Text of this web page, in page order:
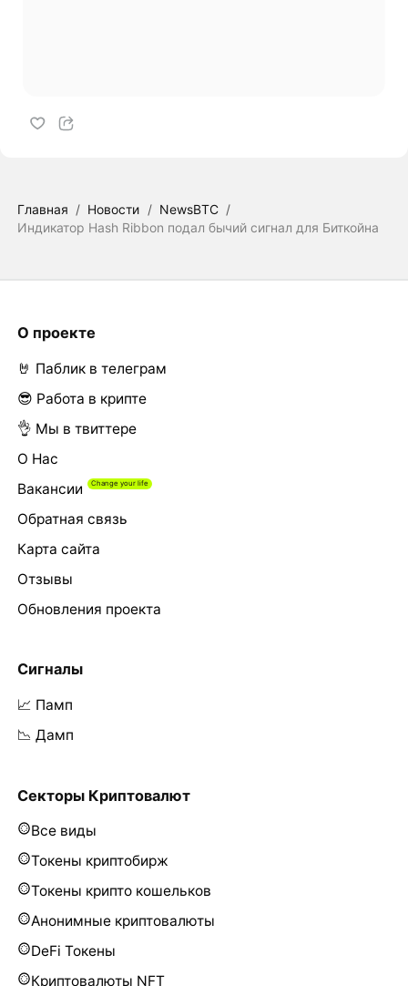
Главная / Новости / NewsBTC /
Индикатор Hash Ribbon подал бычий сигнал для Биткойна
О проекте
🤘 Паблик в телеграм
😎 Работа в крипте
👌 Мы в твиттере
О Нас
Вакансии
Обратная связь
Карта сайта
Отзывы
Обновления проекта
Сигналы
📈 Памп
📉 Дамп
Секторы Криптовалют
Все виды
Токены криптобирж
Токены крипто кошельков
Анонимные криптовалюты
DeFi Токены
Криптовалюты NFT